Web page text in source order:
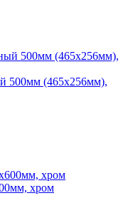
500мм (465х256мм),
хром